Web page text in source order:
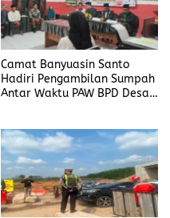
Camat Banyuasin Santo
Hadiri Pengambilan Sumpah
Antar Waktu PAW BPD Desa